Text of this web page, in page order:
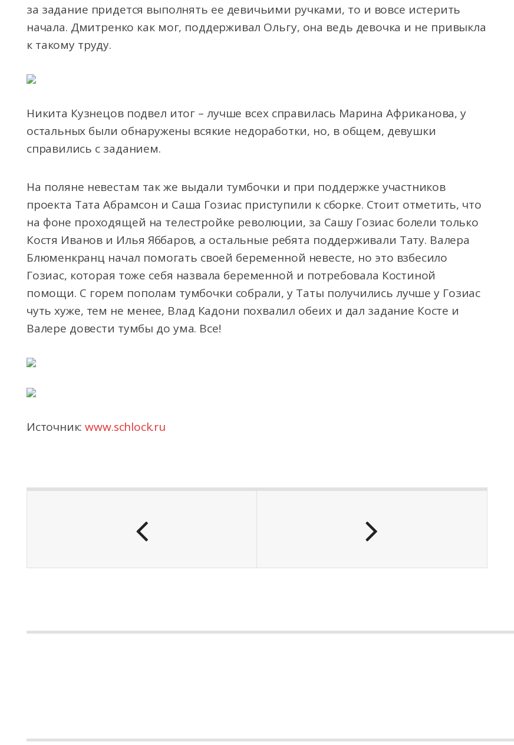
за задание придется выполнять ее девичьими ручками, то и вовсе истерить
начала. Дмитренко как мог, поддерживал Ольгу, она ведь девочка и не привыкла
к такому труду.
Никита Кузнецов подвел итог – лучше всех справилась Марина Африканова, у
остальных были обнаружены всякие недоработки, но, в общем, девушки
справились с заданием.
На поляне невестам так же выдали тумбочки и при поддержке участников
проекта Тата Абрамсон и Саша Гозиас приступили к сборке. Стоит отметить, что
на фоне проходящей на телестройке революции, за Сашу Гозиас болели только
Костя Иванов и Илья Яббаров, а остальные ребята поддерживали Тату. Валера
Блюменкранц начал помогать своей беременной невесте, но это взбесило
Гозиас, которая тоже себя назвала беременной и потребовала Костиной
помощи. С горем пополам тумбочки собрали, у Таты получились лучше у Гозиас
чуть хуже, тем не менее, Влад Кадони похвалил обеих и дал задание Косте и
Валере довести тумбы до ума. Все!
Источник:www.schlock.ru